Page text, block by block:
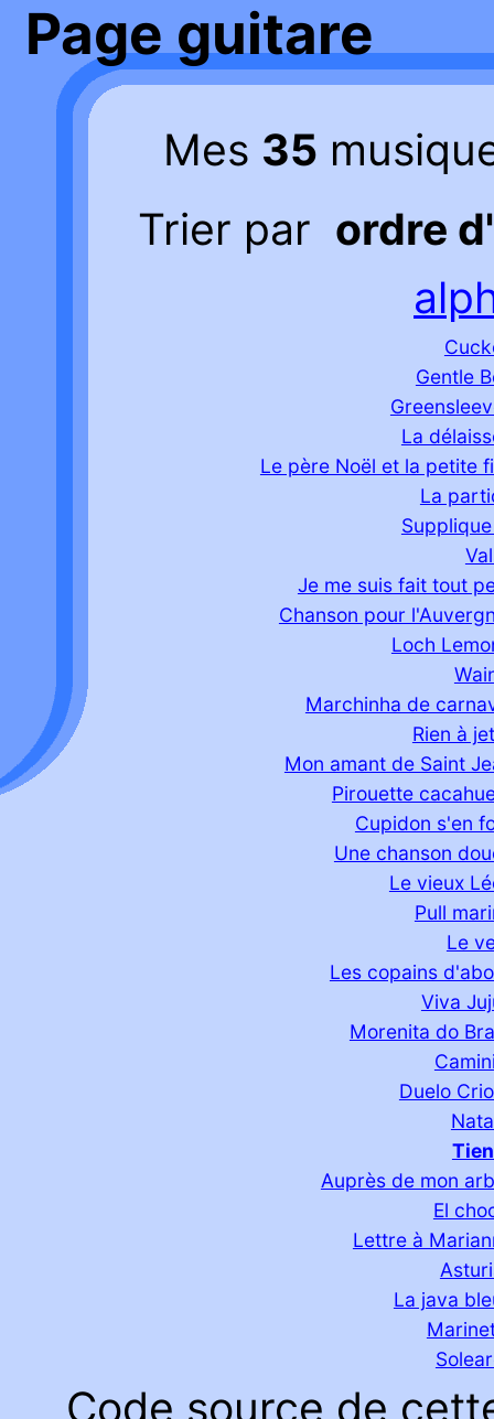
Page guitare
Mes 35
Trier par ordre
Gentle
La
Le père Noël et la petite
La
Je me suis fait tout
Chanson pour
Loch
Marchinha de
Rien à
Mon amant de Saint
Pirouette
Cupidon s'en
Une chanson
Le vieux
Pull
Le
Les copains
Viva
Morenita do
Duelo
Auprès de mon
El
Lettre à
La java
Code source de